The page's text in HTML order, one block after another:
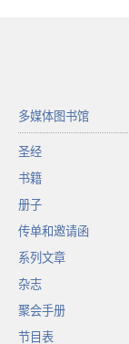
多媒体图书馆
圣经
书籍
册子
传单和邀请函
系列文章
杂志
聚会手册
节目表